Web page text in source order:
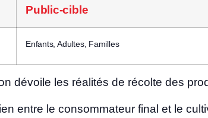
Public-cible
Enfants, Adultes, Familles
dévoile les réa­li­tés de récolte des
entre le consom­ma­teur final et le